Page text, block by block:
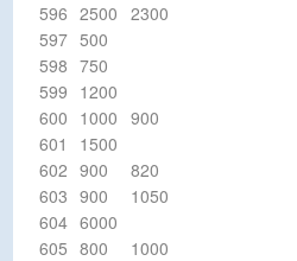
596 2500
2300
597 500
598 750
599 1200
600 1000
900
601
1500
602 900
820
603 900
1050
604 6000
605 800
1000